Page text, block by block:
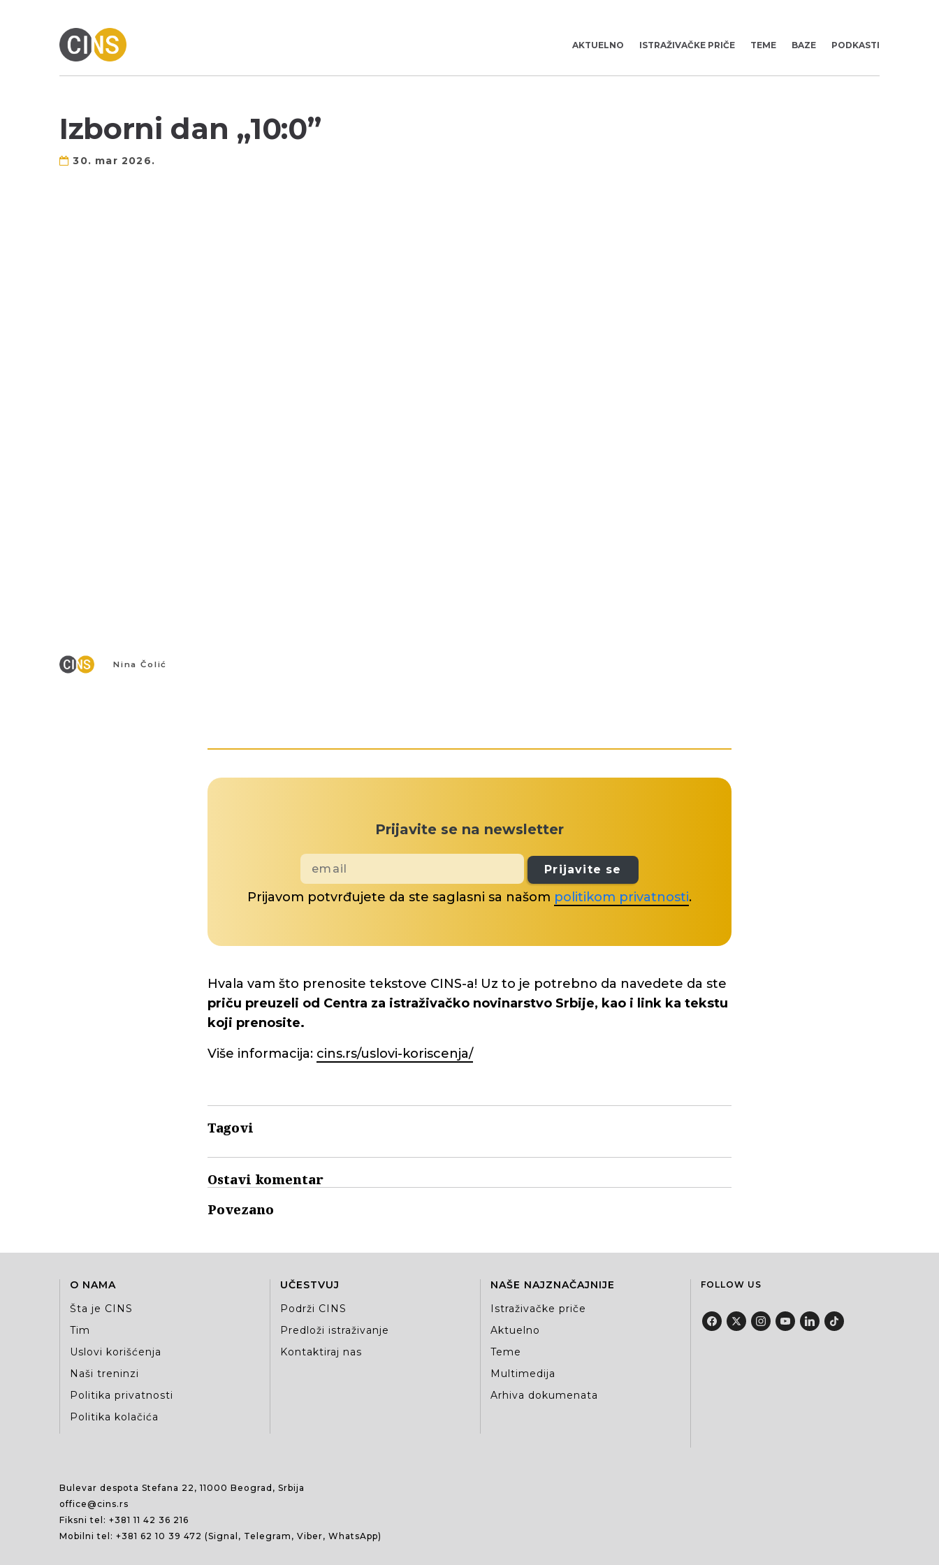
AKTUELNO ISTRAŽIVAČKE PRIČE TEME BAZE PODKASTI
Izborni dan „10:0”
30. mar 2026.
Nina Čolić
Prijavite se na newsletter
Prijavite se
Prijavom potvrđujete da ste saglasni sa našom politikom privatnosti.
Hvala vam što prenosite tekstove CINS-a! Uz to je potrebno da navedete da ste
priču preuzeli od Centra za istraživačko novinarstvo Srbije, kao i link ka tekstu
koji prenosite.
Više informacija: cins.rs/uslovi-koriscenja/
Tagovi
Ostavi komentar
Povezano
O NAMA
Šta je CINS
Tim
Uslovi korišćenja
Naši treninzi
Politika privatnosti
Politika kolačića
UČESTVUJ
Podrži CINS
Predloži istraživanje
Kontaktiraj nas
NAŠE NAJZNAČAJNIJE
Istraživačke priče
Aktuelno
Teme
Multimedija
Arhiva dokumenata
FOLLOW US
Bulevar despota Stefana 22, 11000 Beograd, Srbija
office@cins.rs
Fiksni tel: +381 11 42 36 216
Mobilni tel: +381 62 10 39 472 (Signal, Telegram, Viber, WhatsApp)